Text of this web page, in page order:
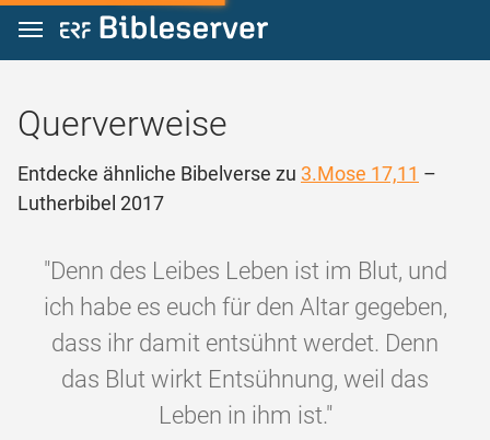
Zum Inhalt springen
Querverweise
Entdecke ähnliche Bibelverse zu 3.Mose 17,11 –
Lutherbibel 2017
"Denn des Leibes Leben ist im Blut, und
ich habe es euch für den Altar gegeben,
dass ihr damit entsühnt werdet. Denn
das Blut wirkt Entsühnung, weil das
Leben in ihm ist."